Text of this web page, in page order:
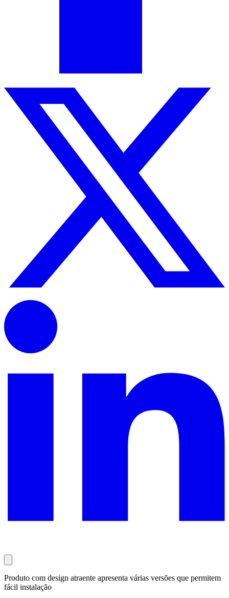
Produto com design atraente apresenta várias versões que permitem
fácil instalação